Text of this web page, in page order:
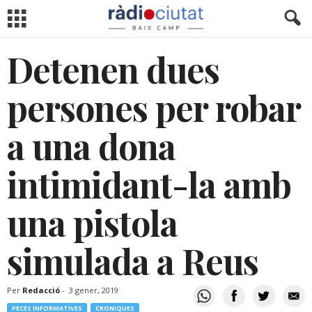
Detenen dues
persones per robar
a una dona
intimidant-la amb
una pistola
simulada a Reus
Per Redacció - 3 gener, 2019
PECES INFORMATIVES CRONIQUES